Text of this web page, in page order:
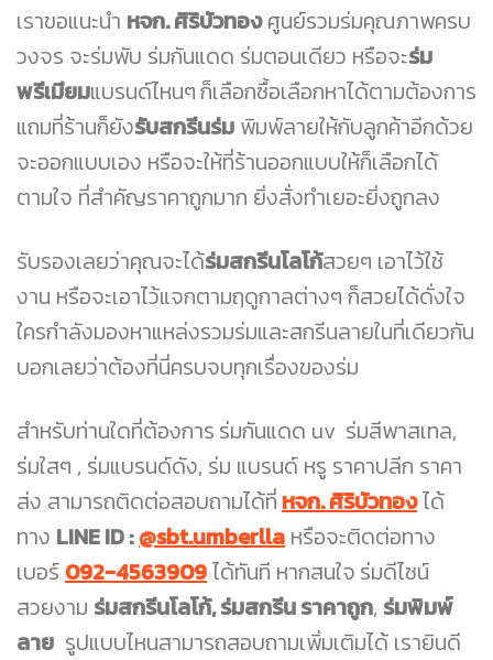
เราขอแนะนำ หจก. ศิริบัวทองศูนย์รวมร่มคุณภาพครบ
วงจร จะร่มพับ ร่มกันแดด ร่มตอนเดียว หรือจะร่ม
พรีเมียมแบรนด์ไหนๆก็เลือกซื้อเลือกหาได้ตามต้องการ
แถมที่ร้านก็ยังรับสกรีนร่ม พิมพ์ลายให้กับลูกค้าอีกด้วย
จะออกแบบเอง หรือจะให้ที่ร้านออกแบบให้ก็เลือกได้
ตามใจ ที่สำคัญราคาถูกมาก ยิ่งสั่งทำเยอะยิ่งถูกลง
รับรองเลยว่าคุณจะได้ร่มสกรีนโลโก้สวยๆ เอาไว้ใช้
งาน หรือจะเอาไว้แจกตามฤดูกาลต่างๆ ก็สวยได้ดั่งใจ
ใครกำลังมองหาแหล่งรวมร่มและสกรีนลายในที่เดียวกัน
บอกเลยว่าต้องที่นี่ครบจบทุกเรื่องของร่ม
สำหรับท่านใดที่ต้องการ ร่มกันแดด uv ร่มสีพาสเทล,
ร่มใสๆ , ร่มแบรนด์ดัง, ร่ม แบรนด์ หรู ราคาปลีก ราคา
ส่ง สามารถติดต่อสอบถามได้ที่หจก. ศิริบัวทองได้
ทาง LINE ID :@sbt.umberlla หรือจะติดต่อทาง
เบอร์092-4563909ได้ทันที หากสนใจ ร่มดีไซน์
สวยงาม ร่มสกรีนโลโก้, ร่มสกรีน ราคาถูก, ร่มพิมพ์
ลาย รูปแบบไหนสามารถสอบถามเพิ่มเติมได้ เรายินดี